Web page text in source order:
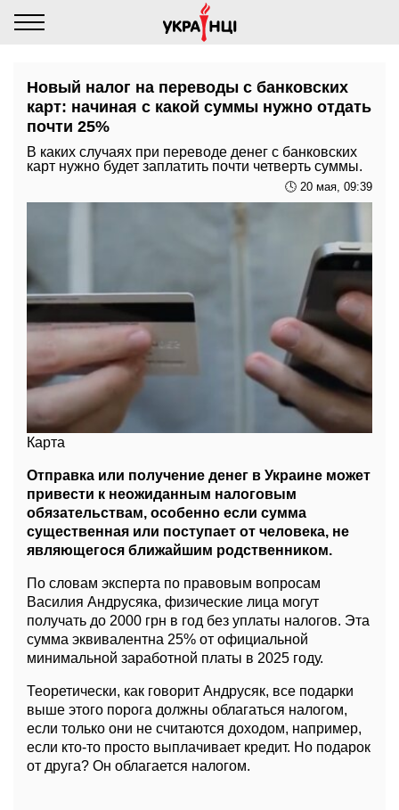
Новый налог на переводы с банковских
карт: начиная с какой суммы нужно отдать
почти 25%
В каких случаях при переводе денег с банковских
карт нужно будет заплатить почти четверть суммы.
🕓 20 мая, 09:39
Карта
Отправка или получение денег в Украине может
привести к неожиданным налоговым
обязательствам, особенно если сумма
существенная или поступает от человека, не
являющегося ближайшим родственником.
По словам эксперта по правовым вопросам
Василия Андрусяка, физические лица могут
получать до 2000 грн в год без уплаты налогов. Эта
сумма эквивалентна 25% от официальной
минимальной заработной платы в 2025 году.
Теоретически, как говорит Андрусяк, все подарки
выше этого порога должны облагаться налогом,
если только они не считаются доходом, например,
если кто-то просто выплачивает кредит. Но подарок
от друга? Он облагается налогом.